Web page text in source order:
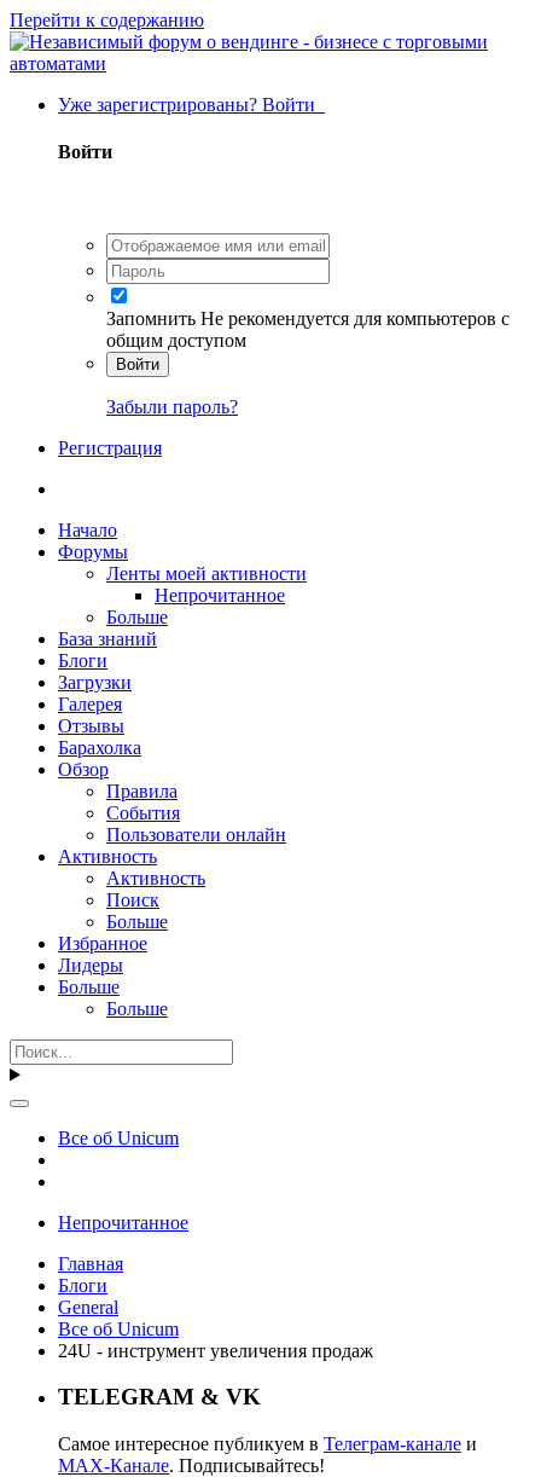
Перейти к содержанию
Уже зарегистрированы? Войти
Войти
Запомнить Не рекомендуется для компьютеров с
общим доступом
Войти
Забыли пароль?
Регистрация
Начало
Форумы
Ленты моей активности
Непрочитанное
Больше
База знаний
Блоги
Загрузки
Галерея
Отзывы
Барахолка
Обзор
Правила
События
Пользователи онлайн
Активность
Активность
Поиск
Больше
Избранное
Лидеры
Больше
Больше
Все об Unicum
Непрочитанное
Главная
Блоги
General
Все об Unicum
24U - инструмент увеличения продаж
TELEGRAM & VK
Самое интересное публикуем в Телеграм-канале и
MAX-Канале. Подписывайтесь!